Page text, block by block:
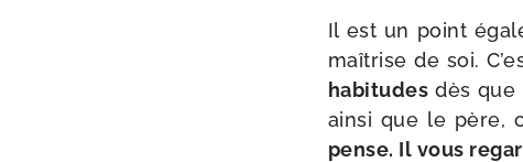
Il est un point
maî­trise de soi.
habi­tudes dès que
ain­si que le père,
pense. Il vous